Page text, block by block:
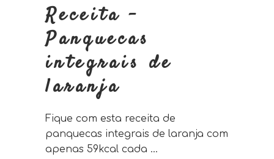
Receita –
Panquecas
integrais de
laranja
Fique com esta receita de
panquecas integrais de laranja com
apenas 59kcal cada